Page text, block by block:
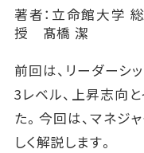
著者：立命館大学
授 髙橋 潔
前回は、リーダーシ
3レベル、上昇志向
た。今回は、マネジ
しく解説します。